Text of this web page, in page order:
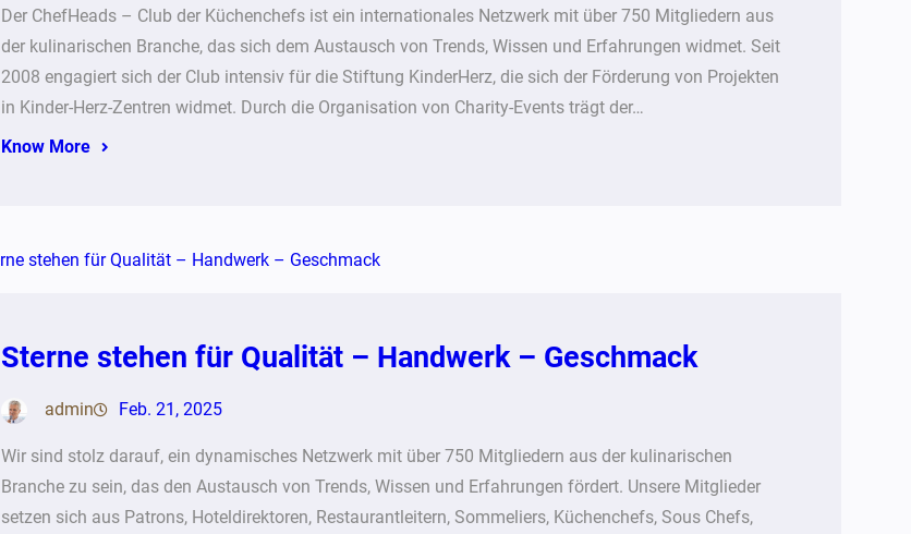
Der ChefHeads – Club der Küchenchefs ist ein internationales Netzwerk mit über 750 Mitgliedern aus
der kulinarischen Branche, das sich dem Austausch von Trends, Wissen und Erfahrungen widmet. Seit
2008 engagiert sich der Club intensiv für die Stiftung KinderHerz, die sich der Förderung von Projekten
in Kinder-Herz-Zentren widmet. Durch die Organisation von Charity-Events trägt der…
Know More
Sterne stehen für Qualität – Handwerk – Geschmack
admin Feb. 21, 2025
Wir sind stolz darauf, ein dynamisches Netzwerk mit über 750 Mitgliedern aus der kulinarischen
Branche zu sein, das den Austausch von Trends, Wissen und Erfahrungen fördert. Unsere Mitglieder
setzen sich aus Patrons, Hoteldirektoren, Restaurantleitern, Sommeliers, Küchenchefs, Sous Chefs,